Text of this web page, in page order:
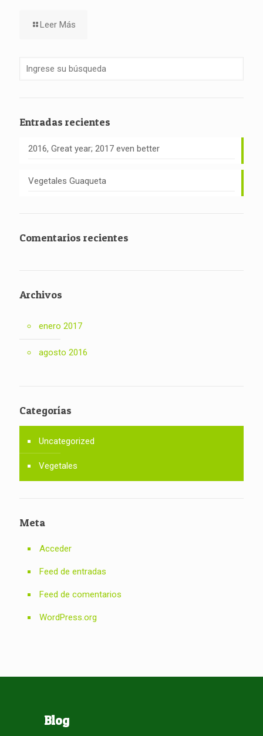
Leer Más
Entradas recientes
2016, Great year; 2017 even better
Vegetales Guaqueta
Comentarios recientes
Archivos
enero 2017
agosto 2016
Categorías
Uncategorized
Vegetales
Meta
Acceder
Feed de entradas
Feed de comentarios
WordPress.org
Blog